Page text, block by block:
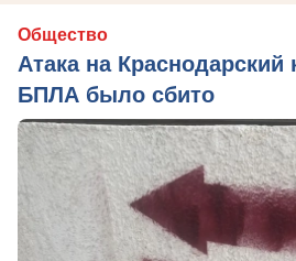
Общество
Атака на Краснодарский
БПЛА было сбито